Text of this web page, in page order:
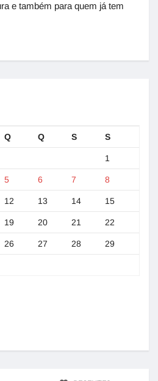
e também para quem já tem
Q Q S S
1
5 6 7 8
12 13 14 15
19 20 21 22
26 27 28 29